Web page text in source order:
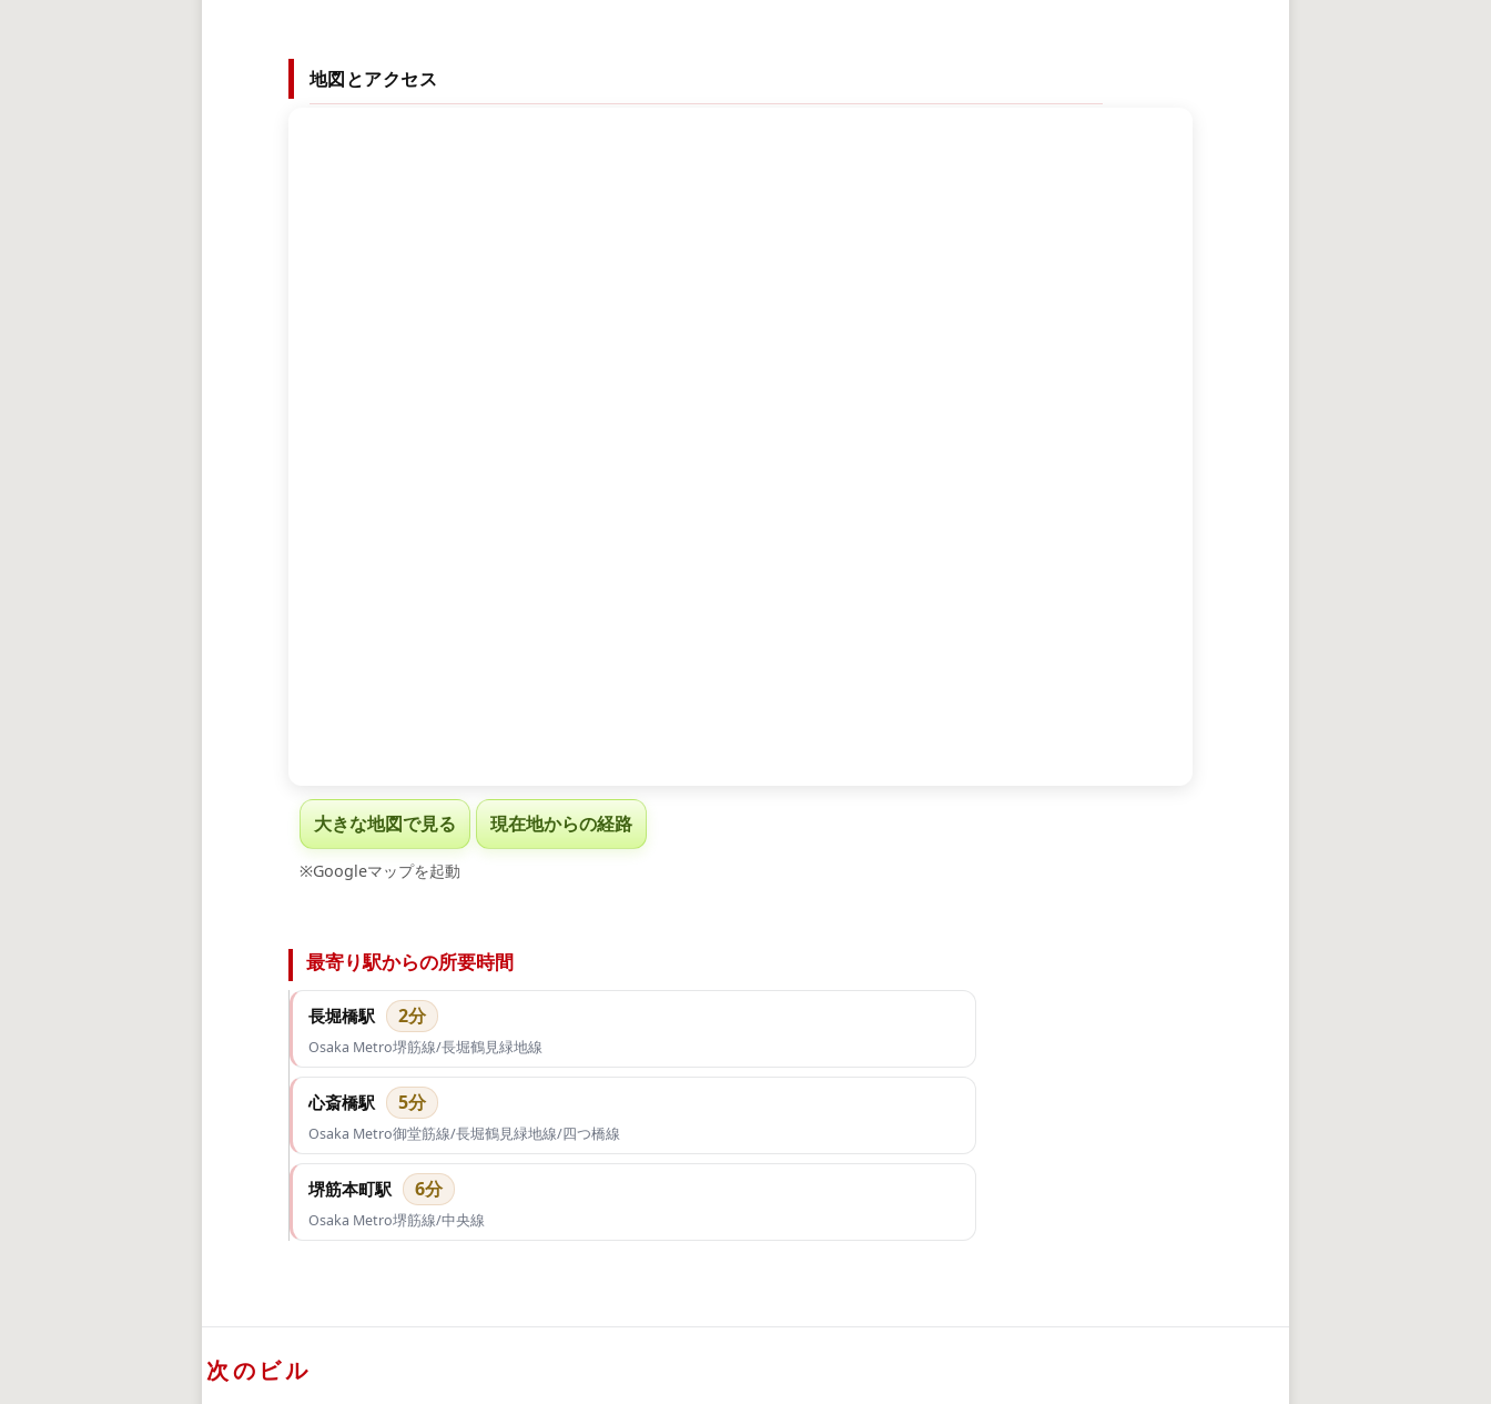
地図とアクセス
大きな地図で見る 現在地からの経路
※Googleマップを起動
最寄り駅からの所要時間
長堀橋駅 2分
Osaka Metro堺筋線/長堀鶴見緑地線
心斎橋駅 5分
Osaka Metro御堂筋線/長堀鶴見緑地線/四つ橋線
堺筋本町駅 6分
Osaka Metro堺筋線/中央線
次のビル